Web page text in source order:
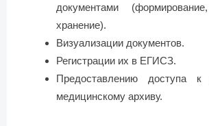
документами
хранение).
Визуализации документов.
Регистрации их в ЕГИСЗ.
Предоставлению доступа к
медицинскому архиву.